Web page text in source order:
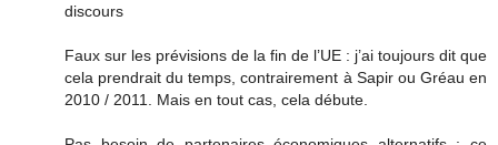
discours
Faux sur les prévisions de la fin de l’UE : j’ai toujours dit que
cela prendrait du temps, contrairement à Sapir ou Gréau en
2010 / 2011. Mais en tout cas, cela débute.